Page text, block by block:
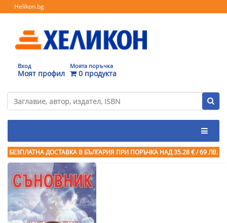
Helikon.bg
Вход
Моят профил
Моята поръчка
0 продукта
БЕЗПЛАТНА ДОСТАВКА В БЪЛГАРИЯ ПРИ ПОРЪЧКА НАД 35.28 € / 69 ЛВ.